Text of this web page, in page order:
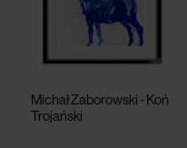
Michał Zaborowski - Koń
Trojański